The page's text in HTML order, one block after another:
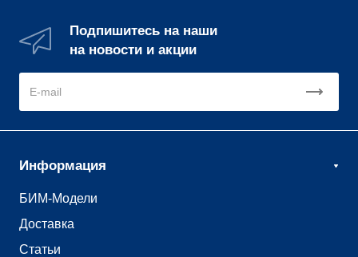
Подпишитесь на наши
на новости и акции
Информация
БИМ-Модели
Доставка
Статьи